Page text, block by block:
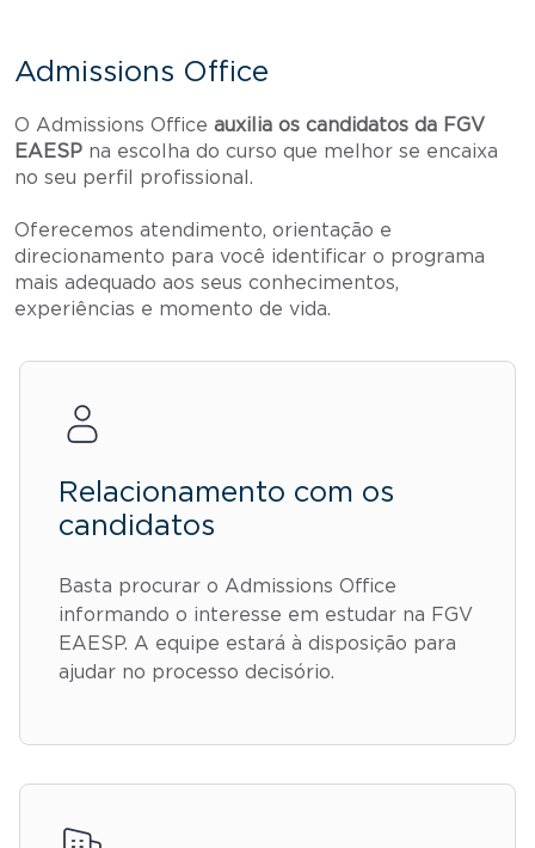
Admissions Office
O Admissions Office auxilia os candidatos da FGV
EAESP na escolha do curso que melhor se encaixa
no seu perfil profissional.
Oferecemos atendimento, orientação e
direcionamento para você identificar o programa
mais adequado aos seus conhecimentos,
experiências e momento de vida.
Relacionamento com os
candidatos
Basta procurar o Admissions Office
informando o interesse em estudar na FGV
EAESP. A equipe estará à disposição para
ajudar no processo decisório.